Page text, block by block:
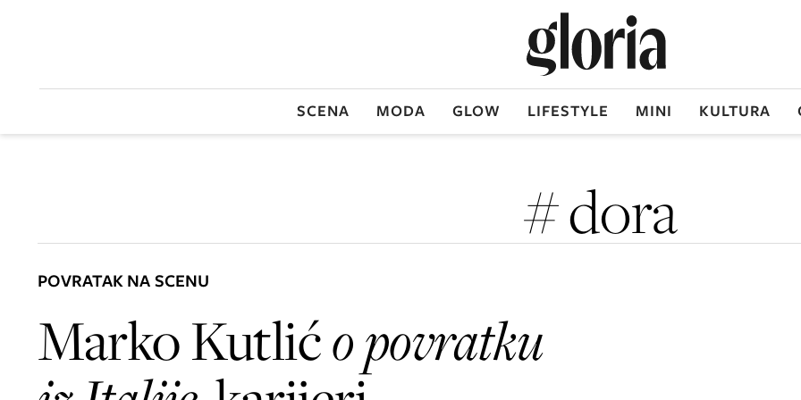
SCENA MODA GLOW LIFESTYLE MINI KULTURA
# dora
POVRATAK NA SCENU
Marko Kutlićo povratku